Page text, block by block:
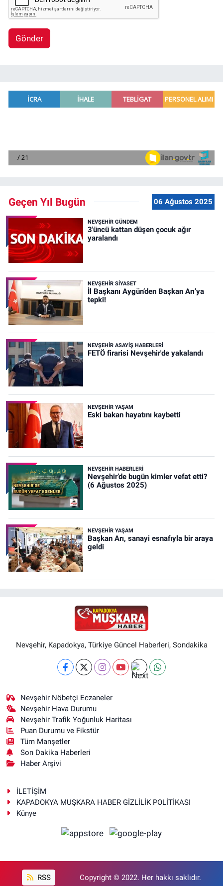
Gönder
Geçen Yıl Bugün 06 Ağustos 2025
NEVŞEHIR GÜNDEM
3'üncü kattan düşen çocuk ağır
yaralandı
NEVŞEHIR SIYASET
İl Başkanı Aygün’den Başkan Arı’ya
tepki!
NEVŞEHIR ASAYIŞ HABERLERI
FETÖ firarisi Nevşehir'de yakalandı
NEVŞEHIR YAŞAM
Eski bakan hayatını kaybetti
NEVŞEHIR HABERLERI
Nevşehir’de bugün kimler vefat etti?
(6 Ağustos 2025)
NEVŞEHIR YAŞAM
Başkan Arı, sanayi esnafıyla bir araya
geldi
Nevşehir, Kapadokya, Türkiye Güncel Haberleri, Sondakika
Nevşehir Nöbetçi Eczaneler
Nevşehir Hava Durumu
Nevşehir Trafik Yoğunluk Haritası
Puan Durumu ve Fikstür
Tüm Manşetler
Son Dakika Haberleri
Haber Arşivi
İLETİŞİM
KAPADOKYA MUŞKARA HABER GİZLİLİK POLİTİKASI
Künye
RSS Copyright © 2022. Her hakkı saklıdır.